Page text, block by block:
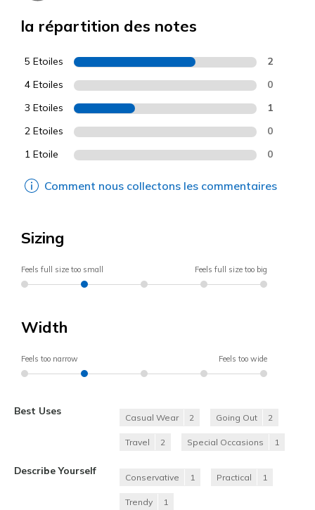
la répartition des notes
5 Etoiles 2
4 Etoiles 0
3 Etoiles 1
2 Etoiles 0
1 Etoile 0
Comment nous collectons les commentaires
Sizing
Feels full size too small Feels full size too big
Width
Feels too narrow Feels too wide
Best Uses
Casual Wear 2 Going Out 2
Travel 2 Special Occasions 1
Describe Yourself
Conservative 1 Practical 1
Trendy 1